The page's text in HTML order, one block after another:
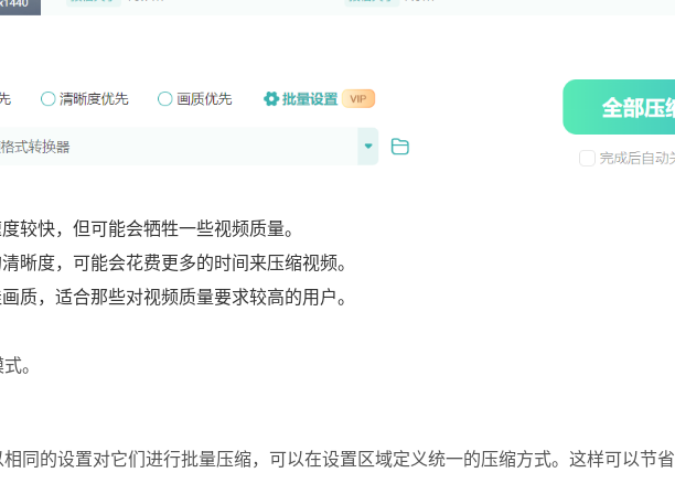
较快，但可能会牺牲一些视频质量。
晰度，可能会花费更多的时间来压缩视频。
质，适合那些对视频质量要求较高的用户。
。
同的设置对它们进行批量压缩，可以在设置区域定义统一的压缩方式。这样可以节